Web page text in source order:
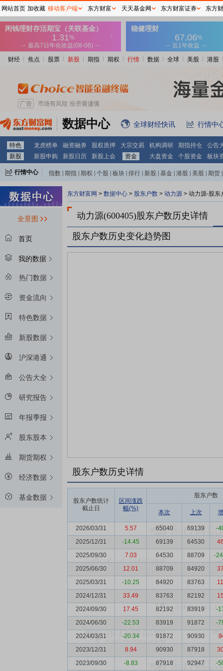
财经 焦点 股票 新股 期指 期权 行情 数据 全球 美股 港股
数据中心 全球财经快讯 行情中
特色 龙虎榜单 融资融券 股权质押 大宗交易 机构调研 期指持仓
公告
新股
新股申购 新股日历 新股上会 资金 大盘资金 个股资金 板块
行情中心 指数 期指 期权 个股 板块 排行 新股 基金 港股 美股 期货
全景图
首页
我的数据
热门数据
资金流向
特色数据
新股数据
沪深港通
公告大全
研究报告
年报季报
股东股本
期货期权
经济数据
基金数据
东方财富网 > 数据中心 > 股东户数 > 动力源 > 动力源-股东
动力源(600405)股东户数历史详情
股东户数历史变化趋势图
股东户数历史详情
股东户数统计
截止日
区间涨跌
幅(%)
股东户数
本次 上次
2026/03/31 5.57 65040 69139
-
2025/12/31
-14.45 69139 64530
2025/09/30
7.03 64530 88709
-
2025/06/30
12.01 88709 84920
2025/03/31
-10.25 84920 83763
2024/12/31
33.49 83763 82192
2024/09/30
17.45 82192 83919
-
2024/06/30
-22.53 83919 91872
-
2024/03/31
-20.34 91872 90930
2023/12/31
8.94 90930 87918
2023/09/30
-8.83 87918 92947
-
网站首页 加收藏 移动客户端 东方财富 天天基金网 东方财富证券 东方